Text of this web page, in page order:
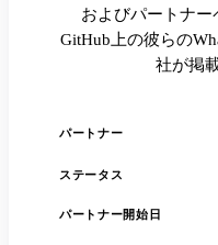
およびパートナー
GitHub上の彼らの
社が掲
パートナー
ステータス
パートナー開始日